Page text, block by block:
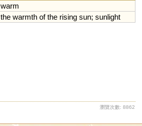
warm
the warmth of the rising sun; sunlight
瀏覽次數: 8862